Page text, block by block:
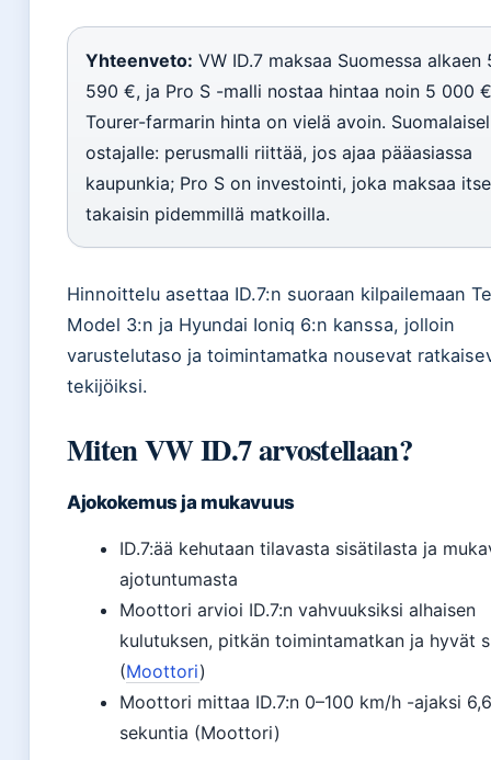
Yhteenveto: VW ID.7 maksaa Suomessa alkaen
590 €, ja Pro S -malli nostaa hintaa noin 5 000
Tourer-farmarin hinta on vielä avoin.
ostajalle: perusmalli riittää, jos ajaa pääasiassa
kaupunkia; Pro S on investointi, joka maksaa
takaisin pidemmillä matkoilla.
Hinnoittelu asettaa ID.7:n suoraan kilpailemaan
Model 3:n ja Hyundai Ioniq 6:n kanssa, jolloin
varustelutaso ja toimintamatka nousevat
tekijöiksi.
Miten VW ID.7 arvostellaan?
Ajokokemus ja mukavuus
ID.7:ää kehutaan tilavasta sisätilasta ja
ajotuntumasta
Moottori arvioi ID.7:n vahvuuksiksi alhaisen
kulutuksen, pitkän toimintamatkan ja hyvät
(Moottori)
Moottori mittaa ID.7:n 0–100 km/h -ajaksi 6,6
sekuntia (Moottori)